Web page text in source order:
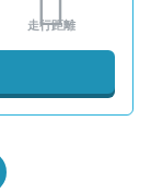
走行距離